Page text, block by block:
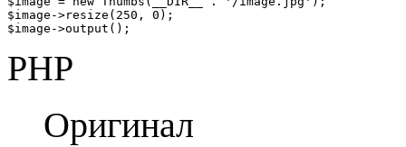
$image->resize(250, 0);
$image->output();
PHP
Оригинал